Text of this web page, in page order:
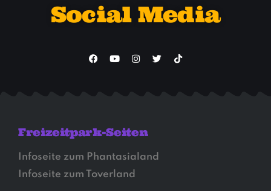
Social Media
Freizeitpark-Seiten
Infoseite zum Phantasialand
Infoseite zum Toverland